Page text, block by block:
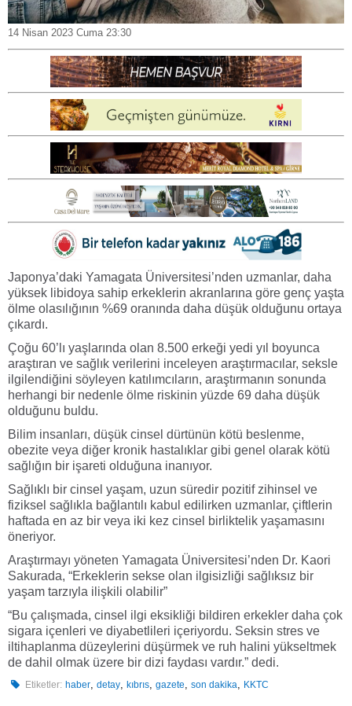
14 Nisan 2023 Cuma 23:30
Japonya’daki Yamagata Üniversitesi’nden uzmanlar, daha
yüksek libidoya sahip erkeklerin akranlarına göre genç yaşta
ölme olasılığının %69 oranında daha düşük olduğunu ortaya
çıkardı.
Çoğu 60’lı yaşlarında olan 8.500 erkeği yedi yıl boyunca
araştıran ve sağlık verilerini inceleyen araştırmacılar, seksle
ilgilendiğini söyleyen katılımcıların, araştırmanın sonunda
herhangi bir nedenle ölme riskinin yüzde 69 daha düşük
olduğunu buldu.
Bilim insanları, düşük cinsel dürtünün kötü beslenme,
obezite veya diğer kronik hastalıklar gibi genel olarak kötü
sağlığın bir işareti olduğuna inanıyor.
Sağlıklı bir cinsel yaşam, uzun süredir pozitif zihinsel ve
fiziksel sağlıkla bağlantılı kabul edilirken uzmanlar, çiftlerin
haftada en az bir veya iki kez cinsel birliktelik yaşamasını
öneriyor.
Araştırmayı yöneten Yamagata Üniversitesi’nden Dr. Kaori
Sakurada, “Erkeklerin sekse olan ilgisizliği sağlıksız bir
yaşam tarzıyla ilişkili olabilir”
“Bu çalışmada, cinsel ilgi eksikliği bildiren erkekler daha çok
sigara içenleri ve diyabetlileri içeriyordu. Seksin stres ve
iltihaplanma düzeylerini düşürmek ve ruh halini yükseltmek
de dahil olmak üzere bir dizi faydası vardır.” dedi.
Etiketler: haber ,detay ,kıbrıs ,gazete ,son dakika KKTC